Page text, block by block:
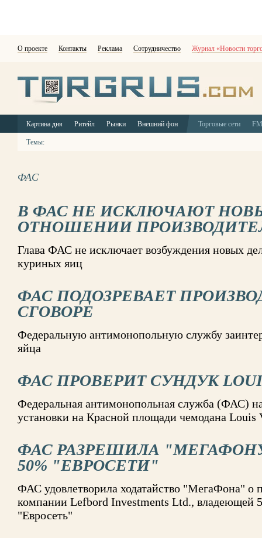
О проекте Контакты Реклама Сотрудничество Журнал «Новости
Картина дня Ритейл Рынки Внешний фон Торговые сети
Темы:
ФАС
В ФАС НЕ ИСКЛЮЧАЮТ
ОТНОШЕНИИ
Глава ФАС не исключает возбуждения новых
куриных яиц
ФАС ПОДОЗРЕВАЕТ
СГОВОРЕ
Федеральную антимонопольную службу
яйца
ФАС ПРОВЕРИТ СУНДУК
Федеральная антимонопольная служба (ФАС)
установки на Красной площади чемодана Louis
ФАС РАЗРЕШИЛА
50% "ЕВРОСЕТИ"
ФАС удовлетворила ходатайство "МегаФона" о
компании Lefbord Investments Ltd., владеющей
"Евросеть"